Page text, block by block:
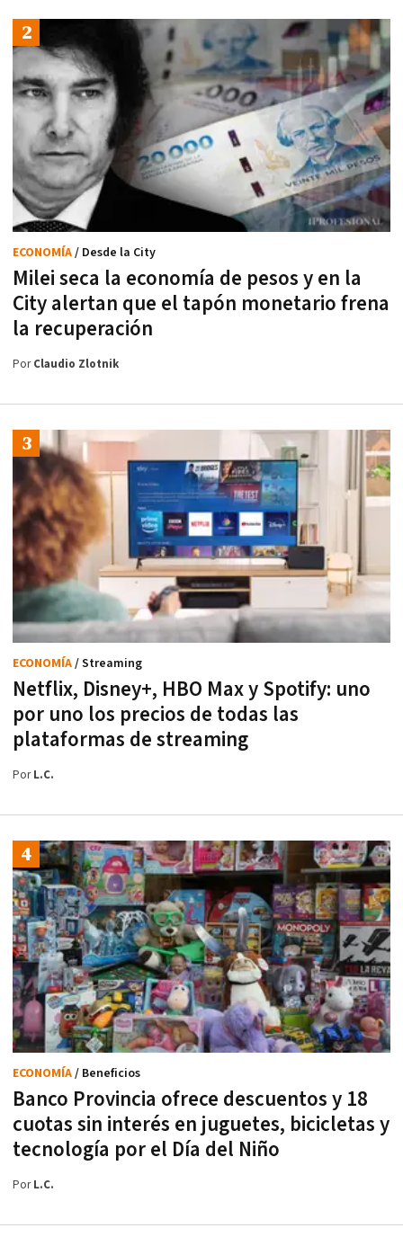
Milei seca la economía de pesos y en la
City alertan que el tapón monetario frena
la recuperación
ECONOMÍA/ Desde la City
PorClaudio Zlotnik
Netflix, Disney+, HBO Max y Spotify: uno
por uno los precios de todas las
plataformas de streaming
ECONOMÍA/ Streaming
PorL.C.
Banco Provincia ofrece descuentos y 18
cuotas sin interés en juguetes, bicicletas y
tecnología por el Día del Niño
ECONOMÍA/ Beneficios
PorL.C.